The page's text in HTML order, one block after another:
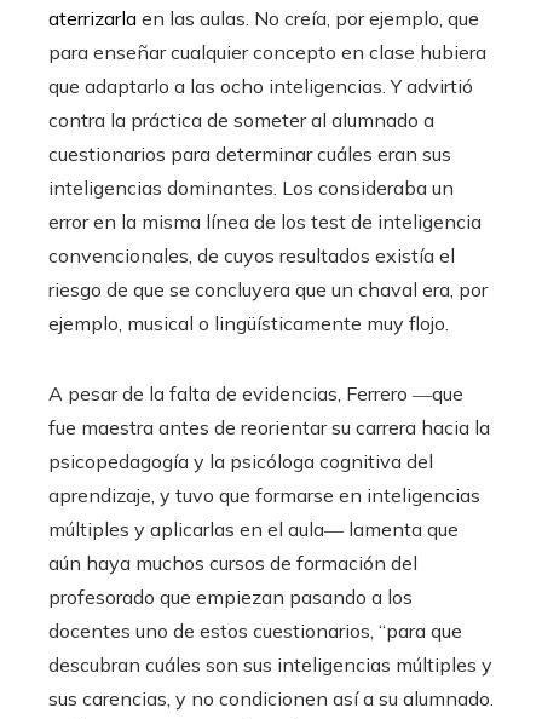
aterrizarla en las aulas. No creía, por ejemplo, que
para enseñar cualquier concepto en clase hubiera
que adaptarlo a las ocho inteligencias. Y advirtió
contra la práctica de someter al alumnado a
cuestionarios para determinar cuáles eran sus
inteligencias dominantes. Los consideraba un
error en la misma línea de los test de inteligencia
convencionales, de cuyos resultados existía el
riesgo de que se concluyera que un chaval era, por
ejemplo, musical o lingüísticamente muy flojo.
A pesar de la falta de evidencias, Ferrero ―que
fue maestra antes de reorientar su carrera hacia la
psicopedagogía y la psicóloga cognitiva del
aprendizaje, y tuvo que formarse en inteligencias
múltiples y aplicarlas en el aula― lamenta que
aún haya muchos cursos de formación del
profesorado que empiezan pasando a los
docentes uno de estos cuestionarios, “para que
descubran cuáles son sus inteligencias múltiples y
sus carencias, y no condicionen así a su alumnado.